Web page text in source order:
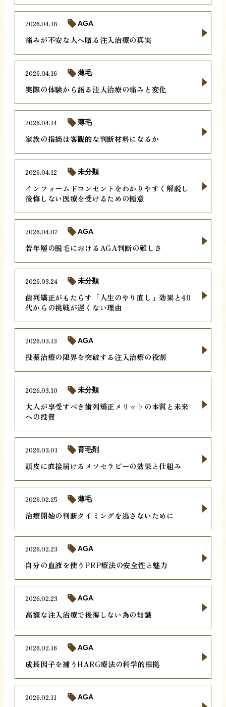
痛みが不安な人へ贈る注入治療の真実
2026.04.18 AGA
実際の体験から語る注入治療の痛みと変化
2026.04.16 薄毛
家族の指摘は客観的な判断材料になるか
2026.04.14 薄毛
インフォームドコンセントをわかりやすく解説し
後悔しない医療を受けるための極意
2026.04.12 未分類
若年層の脱毛におけるAGA判断の難しさ
2026.04.07 AGA
歯列矯正がもたらす「人生のやり直し」効果と40
代からの挑戦が遅くない理由
2026.03.24 未分類
投薬治療の限界を突破する注入治療の役割
2026.03.13 AGA
大人が享受すべき歯列矯正メリットの本質と未来
への投資
2026.03.10 未分類
頭皮に直接届けるメソセラピーの効果と仕組み
2026.03.01 育毛剤
治療開始の判断タイミングを逃さないために
2026.02.25 薄毛
自分の血液を使うPRP療法の安全性と魅力
2026.02.23 AGA
高額な注入治療で後悔しない為の知識
2026.02.23 AGA
成長因子を補うHARG療法の科学的根拠
2026.02.16 AGA
2026.02.11 AGA